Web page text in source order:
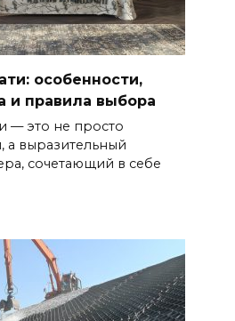
особенности,
и правила выбора
— это не просто
а выразительный
сочетающий в себе